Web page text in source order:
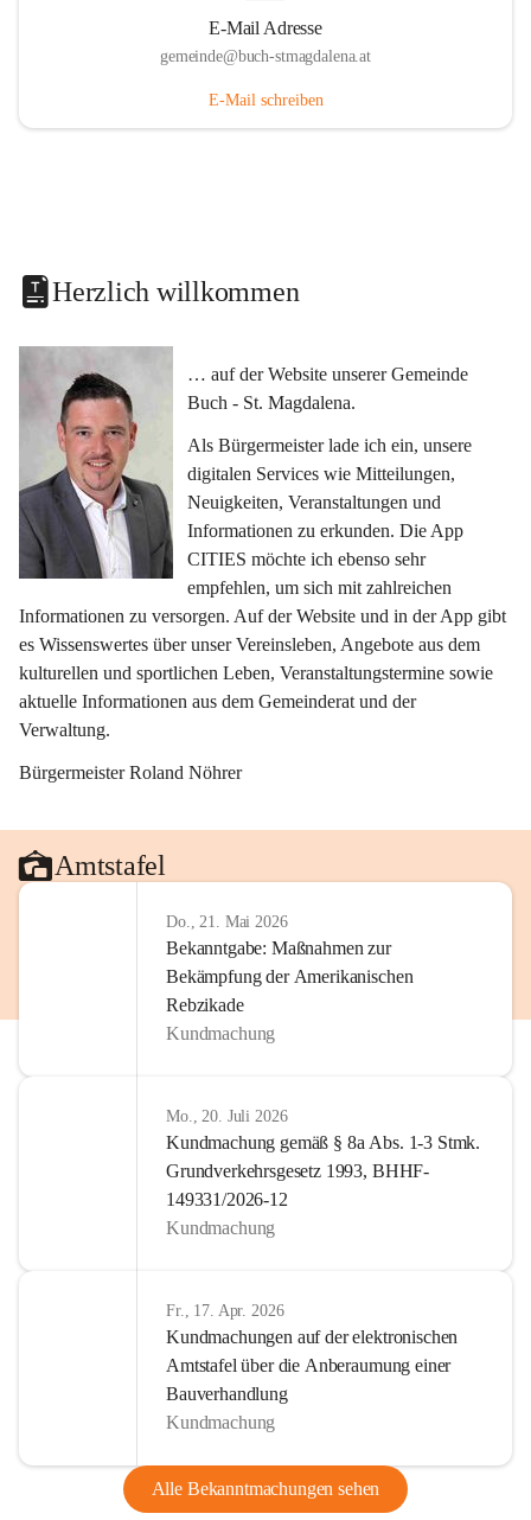
E-Mail Adresse
gemeinde@buch-stmagdalena.at
E-Mail schreiben
Herzlich willkommen
… auf der Website unserer Gemeinde
Buch - St. Magdalena.
Als Bürgermeister lade ich ein, unsere
digitalen Services wie Mitteilungen,
Neuigkeiten, Veranstaltungen und
Informationen zu erkunden. Die App
CITIES möchte ich ebenso sehr
empfehlen, um sich mit zahlreichen
Informationen zu versorgen. Auf der Website und in der App gibt
es Wissenswertes über unser Vereinsleben, Angebote aus dem
kulturellen und sportlichen Leben, Veranstaltungstermine sowie
aktuelle Informationen aus dem Gemeinderat und der
Verwaltung.
Bürgermeister Roland Nöhrer
Amtstafel
Do., 21. Mai 2026
Bekanntgabe: Maßnahmen zur
Bekämpfung der Amerikanischen
Rebzikade
Kundmachung
Mo., 20. Juli 2026
Kundmachung gemäß § 8a Abs. 1-3 Stmk.
Grundverkehrsgesetz 1993, BHHF-
149331/2026-12
Kundmachung
Fr., 17. Apr. 2026
Kundmachungen auf der elektronischen
Amtstafel über die Anberaumung einer
Bauverhandlung
Kundmachung
Alle Bekanntmachungen sehen